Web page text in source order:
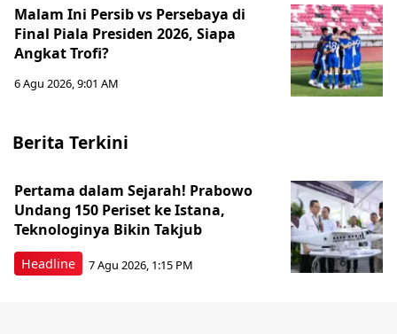
Malam Ini Persib vs Persebaya di
Final Piala Presiden 2026, Siapa
Angkat Trofi?
6 Agu 2026, 9:01 AM
Berita Terkini
Headline
Pertama dalam Sejarah! Prabowo
Undang 150 Periset ke Istana,
Teknologinya Bikin Takjub
7 Agu 2026, 1:15 PM